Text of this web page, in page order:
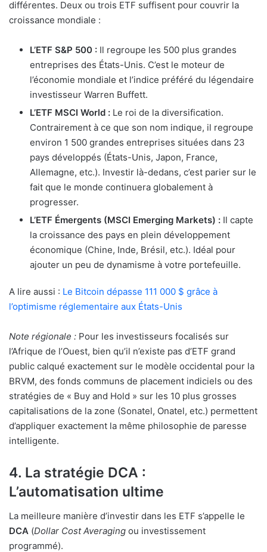
différentes. Deux ou trois ETF suffisent pour couvrir la
croissance mondiale :
L’ETF S&P 500 : Il regroupe les 500 plus grandes
entreprises des États-Unis. C’est le moteur de
l’économie mondiale et l’indice préféré du légendaire
investisseur Warren Buffett.
L’ETF MSCI World : Le roi de la diversification.
Contrairement à ce que son nom indique, il regroupe
environ 1 500 grandes entreprises situées dans 23
pays développés (États-Unis, Japon, France,
Allemagne, etc.). Investir là-dedans, c’est parier sur le
fait que le monde continuera globalement à
progresser.
L’ETF Émergents (MSCI Emerging Markets) : Il capte
la croissance des pays en plein développement
économique (Chine, Inde, Brésil, etc.). Idéal pour
ajouter un peu de dynamisme à votre portefeuille.
A lire aussi : Le Bitcoin dépasse 111 000 $ grâce à
l’optimisme réglementaire aux États-Unis
Note régionale : Pour les investisseurs focalisés sur
l’Afrique de l’Ouest, bien qu’il n’existe pas d’ETF grand
public calqué exactement sur le modèle occidental pour la
BRVM, des fonds communs de placement indiciels ou des
stratégies de « Buy and Hold » sur les 10 plus grosses
capitalisations de la zone (Sonatel, Onatel, etc.) permettent
d’appliquer exactement la même philosophie de paresse
intelligente.
4. La stratégie DCA :
L’automatisation ultime
La meilleure manière d’investir dans les ETF s’appelle le
DCA (Dollar Cost Averaging ou investissement
programmé).